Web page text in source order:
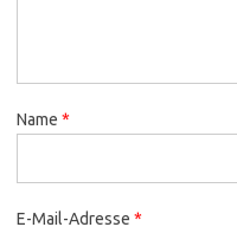
Name *
E-Mail-Adresse *